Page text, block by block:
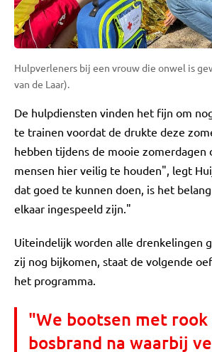
Hulpverleners bij een vrouw die onwel is
van de Laar).
De hulpdiensten vinden het fijn om
te trainen voordat de drukte deze
hebben tijdens de mooie zomerdagen
mensen hier veilig te houden", legt
dat goed te kunnen doen, is het
elkaar ingespeeld zijn."
Uiteindelijk worden alle drenkelingen
zij nog bijkomen, staat de volgende
het programma.
"We bootsen met rook
bosbrand na waarbij